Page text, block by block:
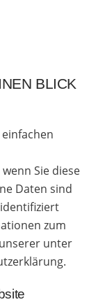
BLICK
Sie diese
Daten sind
zum
unter